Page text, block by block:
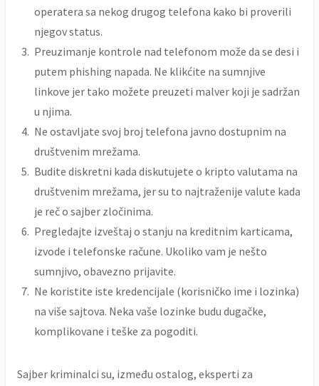
operatera sa nekog drugog telefona kako bi proverili
njegov status.
Preuzimanje kontrole nad telefonom može da se desi i
putem phishing napada. Ne klikćite na sumnjive
linkove jer tako možete preuzeti malver koji je sadržan
u njima.
Ne ostavljate svoj broj telefona javno dostupnim na
društvenim mrežama.
Budite diskretni kada diskutujete o kripto valutama na
društvenim mrežama, jer su to najtraženije valute kada
je reč o sajber zločinima.
Pregledajte izveštaj o stanju na kreditnim karticama,
izvode i telefonske račune. Ukoliko vam je nešto
sumnjivo, obavezno prijavite.
Ne koristite iste kredencijale (korisničko ime i lozinka)
na više sajtova. Neka vaše lozinke budu dugačke,
komplikovane i teške za pogoditi.
Sajber kriminalci su, između ostalog, eksperti za